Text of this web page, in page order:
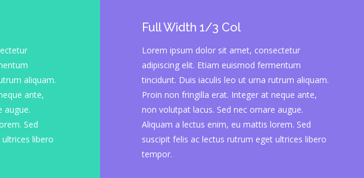
aliquam.
ante,
augue.
Sed
libero
Full Width 1/3 Col
Lorem ipsum dolor sit amet, consectetur
adipiscing elit. Etiam euismod fermentum
tincidunt. Duis iaculis leo ut urna rutrum aliquam.
Proin non fringilla erat. Integer at neque ante,
non volutpat lacus. Sed nec ornare augue.
Aliquam a lectus enim, eu mattis lorem. Sed
suscipit felis ac lectus rutrum eget ultrices libero
tempor.